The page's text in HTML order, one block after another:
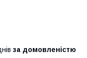
за домовленістю